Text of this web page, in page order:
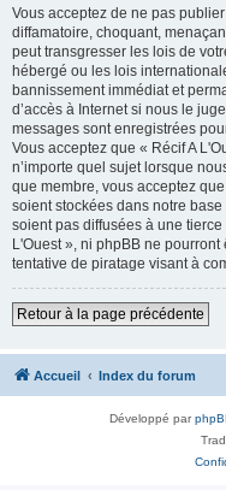
Vous acceptez de ne pas
diffamatoire, choquant,
peut transgresser les lois de
hébergé ou les lois
bannissement immédiat et
d’accès à Internet si nous le
messages sont enregistrées
Vous acceptez que « Récif A
n’importe quel sujet lorsque
que membre, vous acceptez
soient stockées dans notre
soient pas diffusées à une
L'Ouest », ni phpBB ne
tentative de piratage visant à
Retour à la page précédente
Accueil Index du forum
Développé par